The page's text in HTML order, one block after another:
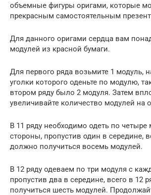
объемные фигуры оригами, которые
прекрасным самостоятельным
Для данного оригами сердца вам
модулей из красной бумаги.
Для первого ряда возьмите 1 модуль,
уголки которого оденьте по модулю,
втором ряду было 2 модуля. Затем
увеличивайте количество модулей на
В 11 ряду необходимо одеть по
стороны, пропустив один в середине,
должно получиться восемь модулей.
В 12 ряду одеваем по три модуля с
пропустив два в середине, всего в 12
получиться шесть модулей.